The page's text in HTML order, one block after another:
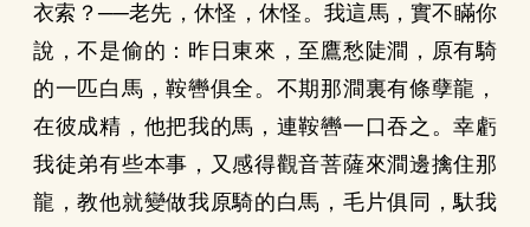
衣索？──老先，休怪，休怪。我這馬，實不瞞你
說，不是偷的：昨日東來，至鷹愁陡澗，原有騎
的一匹白馬，鞍轡俱全。不期那澗裏有條孽龍，
在彼成精，他把我的馬，連鞍轡一口吞之。幸虧
我徒弟有些本事，又感得觀音菩薩來澗邊擒住那
龍，教他就變做我原騎的白馬，毛片俱同，馱我